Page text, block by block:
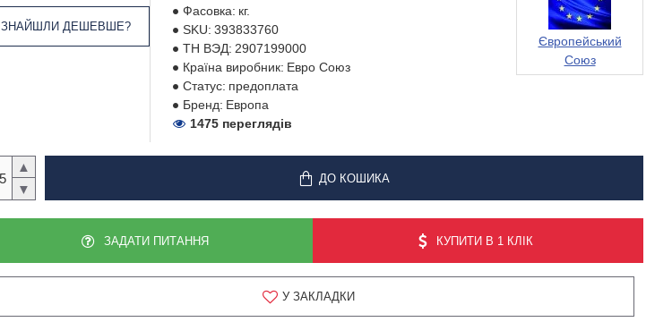
ЗНАЙШЛИ ДЕШЕВШЕ?
Фасовка: кг.
SKU: 393833760
ТН ВЭД: 2907199000
Країна виробник: Евро Союз
Статус: предоплата
Бренд: Европа
Європейський
Союз
1475 переглядів
▲
▼
ДО КОШИКА
ЗАДАТИ ПИТАННЯ КУПИТИ В 1 КЛІК
У ЗАКЛАДКИ